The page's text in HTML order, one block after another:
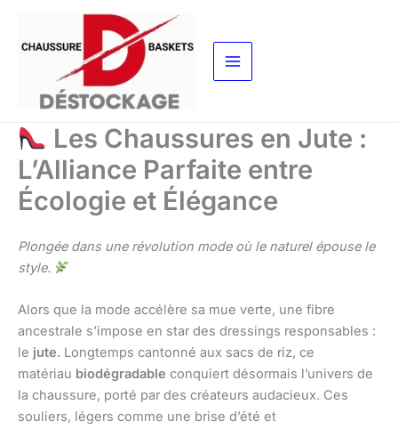
contenu
Les Chaussures en Jute :
L’Alliance Parfaite entre
Écologie et Élégance
Plongée dans une révolution mode où le naturel épouse le
style.
Alors que la mode accélère sa mue verte, une fibre
ancestrale s’impose en star des dressings responsables :
le jute. Longtemps cantonné aux sacs de riz, ce
matériau biodégradable conquiert désormais l’univers de
la chaussure, porté par des créateurs audacieux. Ces
souliers, légers comme une brise d’été et